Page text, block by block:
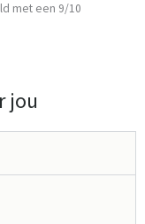
met een 9/10
jou